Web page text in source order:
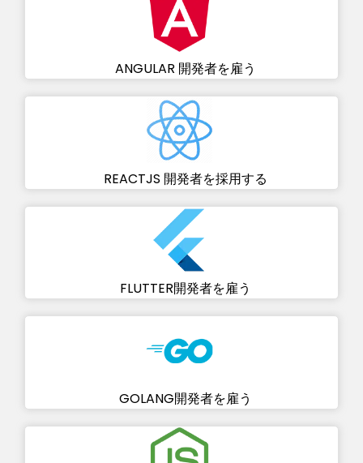
ANGULAR 開発者を雇う
REACTJS 開発者を採用する
FLUTTER開発者を雇う
GOLANG開発者を雇う